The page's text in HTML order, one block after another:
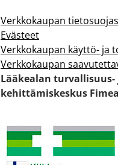
Verkkokaupan
Evästeet
Verkkokaupan käyttö- ja
Verkkokaupan
Lääkealan turvallisuus-
kehittämiskeskus Fimea